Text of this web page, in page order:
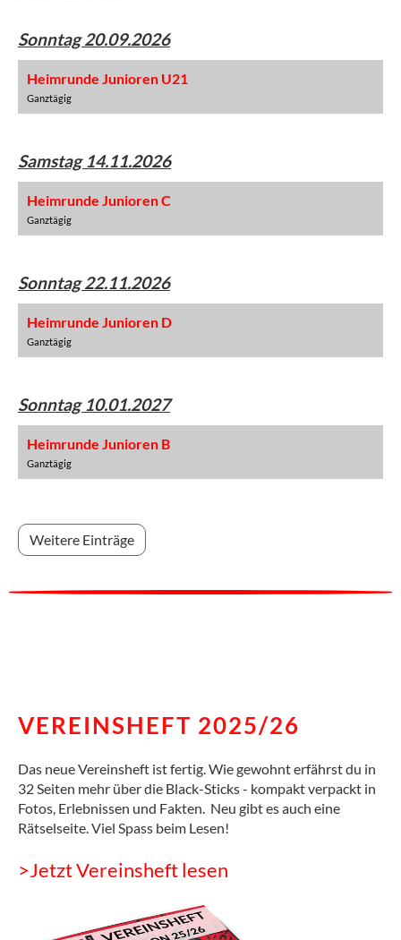
Sonntag 20.09.2026
Heimrunde Junioren U21
Ganztägig
Samstag 14.11.2026
Heimrunde Junioren C
Ganztägig
Sonntag 22.11.2026
Heimrunde Junioren D
Ganztägig
Sonntag 10.01.2027
Heimrunde Junioren B
Ganztägig
Weitere Einträge
VEREINSHEFT 2025/26
Das neue Vereinsheft ist fertig. Wie gewohnt erfährst du in
32 Seiten mehr über die Black-Sticks - kompakt verpackt in
Fotos, Erlebnissen und Fakten. Neu gibt es auch eine
Rätselseite. Viel Spass beim Lesen!
>Jetzt Vereinsheft lesen